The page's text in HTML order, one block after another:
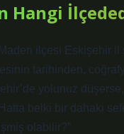
Hangi
ilçesi Eskişehir il
tarihinden,
yolunuz
belki bir dahaki
olabilir?”